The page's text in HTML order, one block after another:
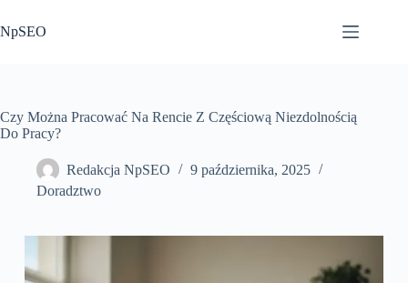
do
treści
NpSEO
Czy Można Pracować Na Rencie Z Częściową Niezdolnością
Do Pracy?
Redakcja NpSEO
9 października, 2025
Doradztwo